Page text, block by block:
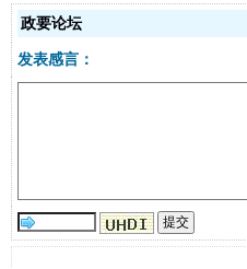
政要论坛
发表感言：